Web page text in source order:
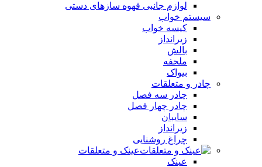
لوازم جانبی قهوه سازهای دستی
سیستم خواب
کیسه خواب
زیرانداز
بالش
ملحفه
بیواک
چادر و متعلقات
چادر سه فصل
چادر چهار فصل
سایبان
زیرانداز
چراغ روشنایی
عینک و متعلقات
عینک